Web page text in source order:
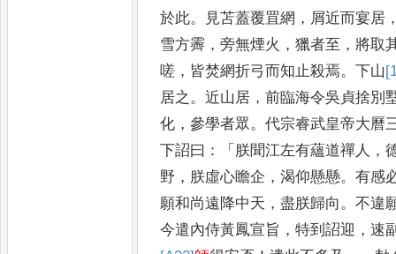
於此。 見苫蓋覆罝網 ， 屑近而宴居
雪方霽 ，旁無煙火 ，獵者至 ， 將取
嗟 ， 皆焚網折弓而知止殺焉。下山
居之。近山居 ，前臨海令吳貞捨別
化 ，參學者眾。代宗睿武皇帝大曆
下詔曰 ：「 朕聞江左有蘊道禪人 ，
野 ， 朕虛心瞻企 ，渴仰懸懸。有感
願和尚遠降中天 ，盡朕歸向。不違
今遣內侍黃鳳宣旨 ，特到詔迎 ，速